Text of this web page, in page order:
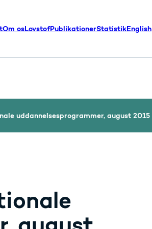
Om osLovstofPublikationerStatistikEnglish
- Flere links
uddannelsesprogrammer, august 2015